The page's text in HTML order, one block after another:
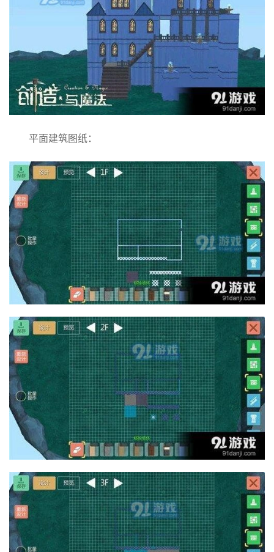
平面建筑图纸：